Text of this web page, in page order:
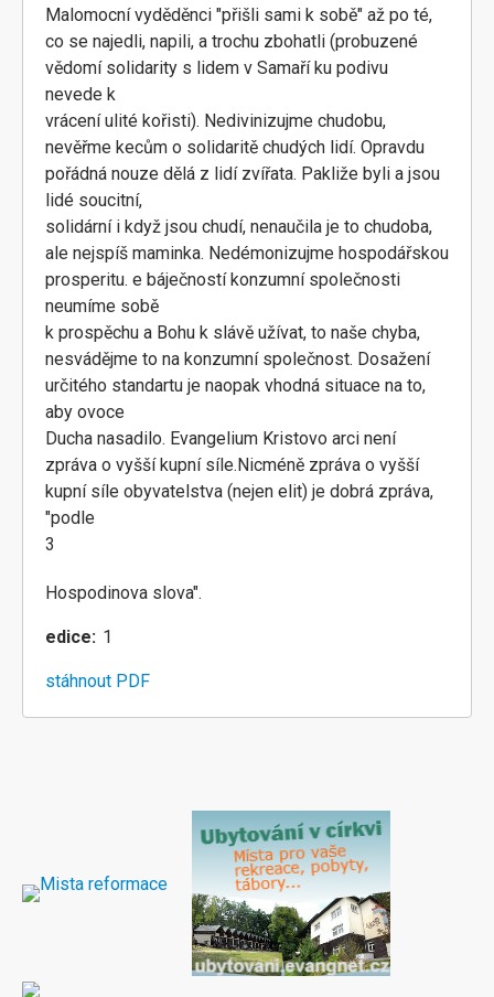
Malomocní vyděděnci "přišli sami k sobě" až po té,
co se najedli, napili, a trochu zbohatli (probuzené
vědomí solidarity s lidem v Samaří ku podivu
nevede k
vrácení ulité kořisti). Nedivinizujme chudobu,
nevěřme kecům o solidaritě chudých lidí. Opravdu
pořádná nouze dělá z lidí zvířata. Pakliže byli a jsou
lidé soucitní,
solidární i když jsou chudí, nenaučila je to chudoba,
ale nejspíš maminka. Nedémonizujme hospodářskou
prosperitu. e báječností konzumní společnosti
neumíme sobě
k prospěchu a Bohu k slávě užívat, to naše chyba,
nesvádějme to na konzumní společnost. Dosažení
určitého standartu je naopak vhodná situace na to,
aby ovoce
Ducha nasadilo. Evangelium Kristovo arci není
zpráva o vyšší kupní síle.Nicméně zpráva o vyšší
kupní síle obyvatelstva (nejen elit) je dobrá zpráva,
"podle
3
Hospodinova slova".
edice 1
stáhnout PDF